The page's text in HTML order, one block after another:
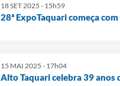
18 SET 2025 - 15h59
28ª ExpoTaquari começa
15 MAI 2025 - 17h04
Alto Taquari celebra 39 anos